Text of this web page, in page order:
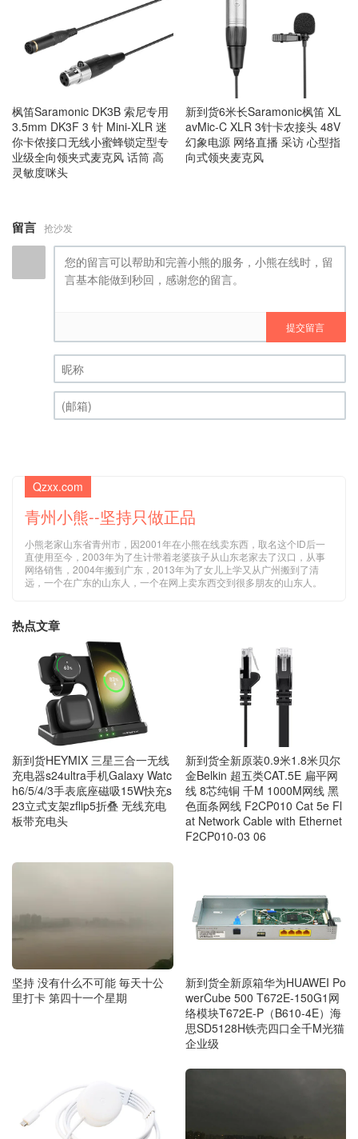
枫笛Saramonic DK3B 索尼专用
3.5mm DK3F 3 针 Mini-XLR 迷
你卡侬接口无线小蜜蜂锁定型专
业级全向领夹式麦克风 话筒 高
灵敏度咪头
新到货6米长Saramonic枫笛 XL
avMic-C XLR 3针卡农接头 48V
幻象电源 网络直播 采访 心型指
向式领夹麦克风
留言 抢沙发
提交留言
昵称 (必填)
Qzxx.com
青州小熊--坚持只做正品
小熊老家山东省青州市，因2001年在小熊在线卖东西，取名这个ID后一
直使用至今，2003年为了生计带着老婆孩子从山东老家去了汉口，从事
网络销售，2004年搬到广东，2013年为了女儿上学又从广州搬到了清
远，一个在广东的山东人，一个在网上卖东西交到很多朋友的山东人。
热点文章
新到货HEYMIX 三星三合一无线
充电器s24ultra手机Galaxy Watc
h6/5/4/3手表底座磁吸15W快充s
23立式支架zflip5折叠 无线充电
板带充电头
新到货全新原装0.9米1.8米贝尔
金Belkin 超五类CAT.5E 扁平网
线 8芯纯铜 千M 1000M网线 黑
色面条网线 F2CP010 Cat 5e Fl
at Network Cable with Ethernet
F2CP010-03 06
坚持 没有什么不可能 毎天十公
里打卡 第四十一个星期
新到货全新原箱华为HUAWEI Po
werCube 500 T672E-150G1网
络模块T672E-P（B610-4E）海
思SD5128H铁壳四口全千M光猫
企业级